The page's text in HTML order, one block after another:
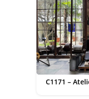
C1171 –